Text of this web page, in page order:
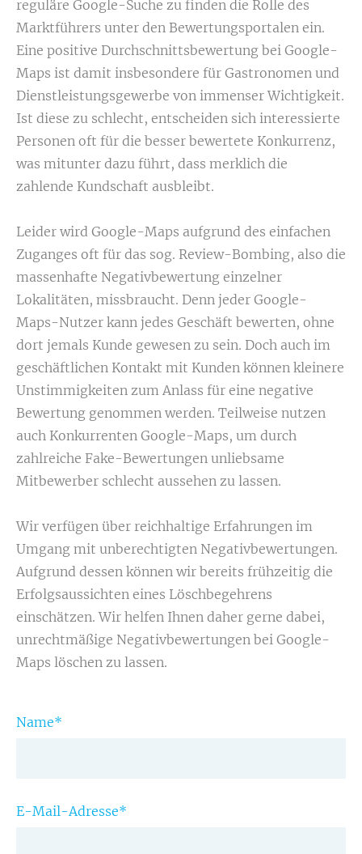
reguläre Google-Suche zu finden die Rolle des
Marktführers unter den Bewertungsportalen ein.
Eine positive Durchschnittsbewertung bei Google-
Maps ist damit insbesondere für Gastronomen und
Dienstleistungsgewerbe von immenser Wichtigkeit.
Ist diese zu schlecht, entscheiden sich interessierte
Personen oft für die besser bewertete Konkurrenz,
was mitunter dazu führt, dass merklich die
zahlende Kundschaft ausbleibt.
Leider wird Google-Maps aufgrund des einfachen
Zuganges oft für das sog. Review-Bombing, also die
massenhafte Negativbewertung einzelner
Lokalitäten, missbraucht. Denn jeder Google-
Maps-Nutzer kann jedes Geschäft bewerten, ohne
dort jemals Kunde gewesen zu sein. Doch auch im
geschäftlichen Kontakt mit Kunden können kleinere
Unstimmigkeiten zum Anlass für eine negative
Bewertung genommen werden. Teilweise nutzen
auch Konkurrenten Google-Maps, um durch
zahlreiche Fake-Bewertungen unliebsame
Mitbewerber schlecht aussehen zu lassen.
Wir verfügen über reichhaltige Erfahrungen im
Umgang mit unberechtigten Negativbewertungen.
Aufgrund dessen können wir bereits frühzeitig die
Erfolgsaussichten eines Löschbegehrens
einschätzen. Wir helfen Ihnen daher gerne dabei,
unrechtmäßige Negativbewertungen bei Google-
Maps löschen zu lassen.
Name*
E-Mail-Adresse*